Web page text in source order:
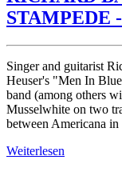
STAMPEDE
Singer and guitarist
Heuser's "Men In
band (among others
Musselwhite on two
between Americana
Weiterlesen